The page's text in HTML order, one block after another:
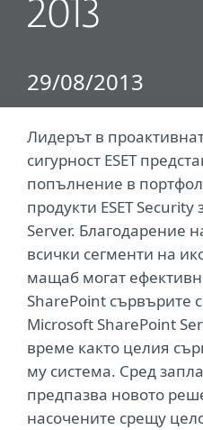
2013
29/08/2013
Лидерът в
сигурност ESET
попълнение в
продукти ESET
Server. Благодарение
всички сегменти на
мащаб могат
SharePoint сървърите
Microsoft SharePoint
време както целия
му система. Сред
предпазва новото
насочените срещу